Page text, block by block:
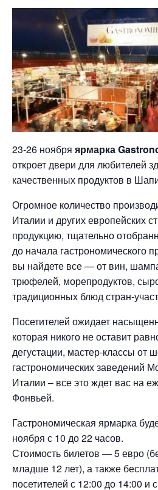
23-26 ноября ярмарка
откроет двери для любителей
качественных продуктов в
Огромное количество
Италии и других европейских
продукцию, тщательно
до начала гастрономического
вы найдете все — от вин,
трюфелей, морепродуктов,
традиционных блюд стран-
Посетителей ожидает
которая никого не оставит
дегустации, мастер-классы от
гастрономических заведений
Италии – все это ждет вас на
Фонвьей.
Гастрономическая ярмарка
ноября с 10 до 22 часов.
Стоимость билетов — 5 евро
младше 12 лет), а также
посетителей с 12:00 до 14:00 и